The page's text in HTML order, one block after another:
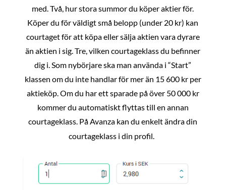
med. Två, hur stora summor du köper aktier för.
Köper du för väldigt små belopp (under 20 kr) kan
courtaget för att köpa eller sälja aktien vara dyrare
än aktien i sig. Tre, vilken courtageklass du befinner
dig i. Som nybörjare ska man använda i “Start”
klassen om du inte handlar för mer än 15 600 kr per
aktieköp. Om du har ett sparade på över 50 000 kr
kommer du automatiskt flyttas till en annan
courtageklass. På Avanza kan du enkelt ändra din
courtageklass i din profil.